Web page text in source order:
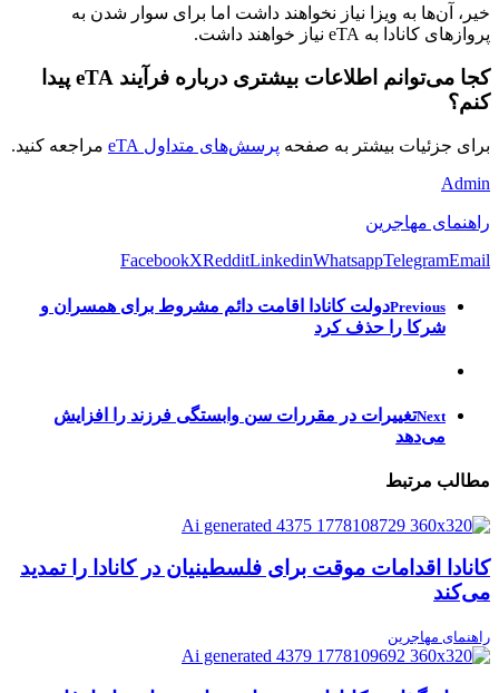
خیر، آن‌ها به ویزا نیاز نخواهند داشت اما برای سوار شدن به
پروازهای کانادا به eTA نیاز خواهند داشت.
کجا می‌توانم اطلاعات بیشتری درباره فرآیند eTA پیدا
کنم؟
برای جزئیات بیشتر به صفحه پرسش‌های متداول eTA
مراجعه کنید.
Admin
راهنمای مهاجرین
FacebookXRedditLinkedinWhatsappTelegramEmail
Previousدولت کانادا اقامت دائم مشروط برای همسران و
شرکا را حذف کرد
Nextتغییرات در مقررات سن وابستگی فرزند را افزایش
می‌دهد
مطالب مرتبط
کانادا اقدامات موقت برای فلسطینیان در کانادا را تمدید
می‌کند
راهنمای مهاجرین